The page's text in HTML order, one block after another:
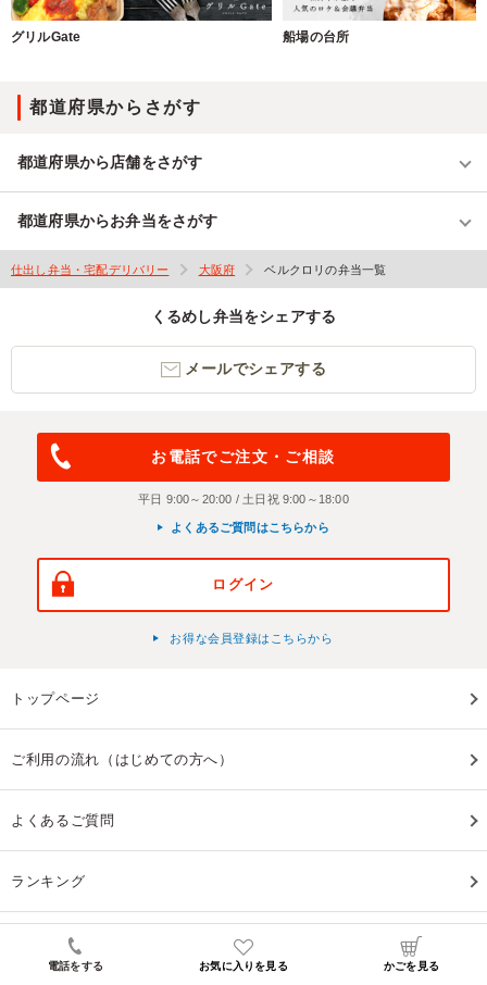
グリルGate 船場の台所
電話をする お気に入りを見る かごを見る
都道府県からさがす
都道府県から店舗をさがす
都道府県からお弁当をさがす
仕出し弁当・宅配デリバリー 大阪府 ベルクロリの弁当一覧
くるめし弁当をシェアする
メールでシェアする
お電話でご注文・ご相談
平日 9:00～20:00 / 土日祝 9:00～18:00
よくあるご質問はこちらから
ログイン
お得な会員登録はこちらから
トップページ
ご利用の流れ（はじめての方へ）
よくあるご質問
ランキング
お問い合わせ